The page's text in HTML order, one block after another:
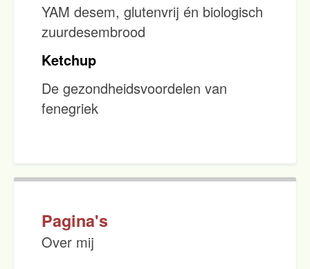
YAM desem, glutenvrij én biologisch
zuurdesembrood
Ketchup
De gezondheidsvoordelen van
fenegriek
Pagina's
Over mij